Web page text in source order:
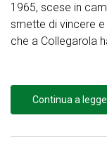
1965, scese in
smette di vincere e
che a Collegarola
Continua a